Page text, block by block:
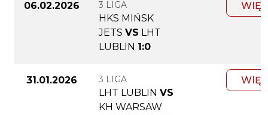
06.02.2026 3 LIGA
HKS MIŃSK
JETS VS LHT
LUBLIN 1:0
31.01.2026 3 LIGA
LHT LUBLIN VS
KH WARSAW